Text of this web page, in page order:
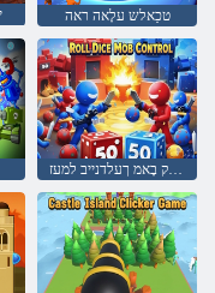
טכַאלש עלָאה ראה